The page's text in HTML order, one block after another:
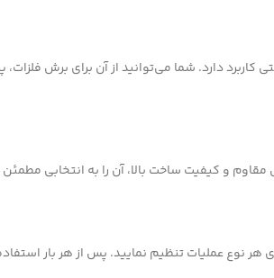
دارد. شما می‌توانید از آن برای برش
و کیفیت ساخت بالا، آن را به انتخابی
نوع عملیات تنظیم نمایید. پس از هر بار